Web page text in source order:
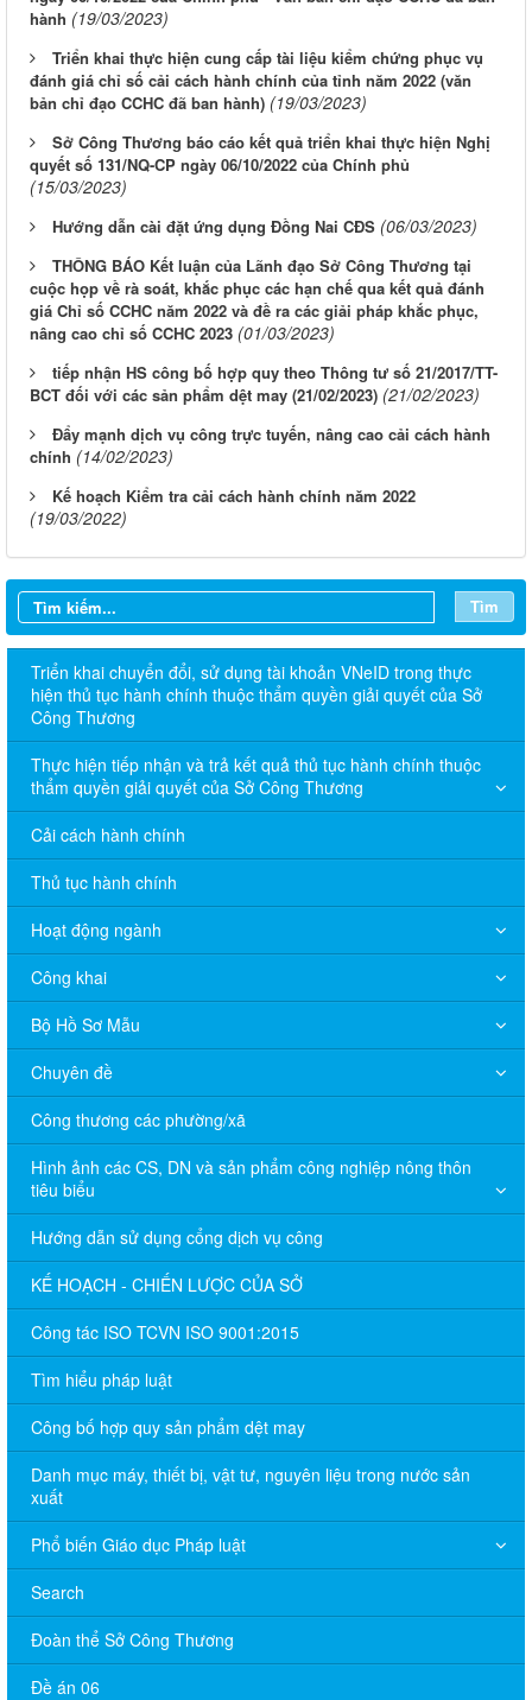
hành (19/03/2023)
Triển khai thực hiện cung cấp tài liệu kiểm chứng phục vụ
đánh giá chỉ số cải cách hành chính của tỉnh năm 2022 (văn
bản chỉ đạo CCHC đã ban hành) (19/03/2023)
Sở Công Thương báo cáo kết quả triển khai thực hiện Nghị
quyết số 131/NQ-CP ngày 06/10/2022 của Chính phủ
(15/03/2023)
Hướng dẫn cài đặt ứng dụng Đồng Nai CĐS (06/03/2023)
THÔNG BÁO Kết luận của Lãnh đạo Sở Công Thương tại
cuộc họp về rà soát, khắc phục các hạn chế qua kết quả đánh
giá Chỉ số CCHC năm 2022 và đề ra các giải pháp khắc phục,
nâng cao chỉ số CCHC 2023 (01/03/2023)
tiếp nhận HS công bố hợp quy theo Thông tư số 21/2017/TT-
BCT đối với các sản phẩm dệt may (21/02/2023) (21/02/2023)
Đẩy mạnh dịch vụ công trực tuyến, nâng cao cải cách hành
chính (14/02/2023)
Kế hoạch Kiểm tra cải cách hành chính năm 2022
(19/03/2022)
Tìm
Triển khai chuyển đổi, sử dụng tài khoản VNeID trong thực
hiện thủ tục hành chính thuộc thẩm quyền giải quyết của Sở
Công Thương
Thực hiện tiếp nhận và trả kết quả thủ tục hành chính thuộc
thẩm quyền giải quyết của Sở Công Thương
Cải cách hành chính
Thủ tục hành chính
Hoạt động ngành
Công khai
Bộ Hồ Sơ Mẫu
Chuyên đề
Công thương các phường/xã
Hình ảnh các CS, DN và sản phẩm công nghiệp nông thôn
tiêu biểu
Hướng dẫn sử dụng cổng dịch vụ công
KẾ HOẠCH - CHIẾN LƯỢC CỦA SỞ
Công tác ISO TCVN ISO 9001:2015
Tìm hiểu pháp luật
Công bố hợp quy sản phẩm dệt may
Danh mục máy, thiết bị, vật tư, nguyên liệu trong nước sản
xuất
Phổ biến Giáo dục Pháp luật
Search
Đoàn thể Sở Công Thương
Đề án 06